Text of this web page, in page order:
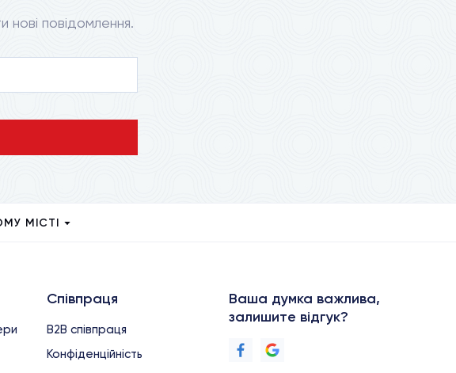
нові повідомлення.
МІСТІ
Співпраця
B2B співпраця
Конфіденційність
Ваша думка важлива,
залишите відгук?